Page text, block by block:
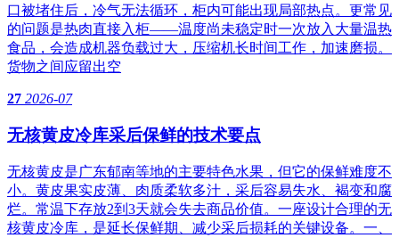
口被堵住后，冷气无法循环，柜内可能出现局部热点。更常见
的问题是热肉直接入柜——温度尚未稳定时一次放入大量温热
食品，会造成机器负载过大，压缩机长时间工作，加速磨损。
货物之间应留出空
27 2026-07
无核黄皮冷库采后保鲜的技术要点
无核黄皮是广东郁南等地的主要特色水果，但它的保鲜难度不
小。黄皮果实皮薄、肉质柔软多汁，采后容易失水、褐变和腐
烂。常温下存放2到3天就会失去商品价值。一座设计合理的无
核黄皮冷库，是延长保鲜期、减少采后损耗的关键设备。一、